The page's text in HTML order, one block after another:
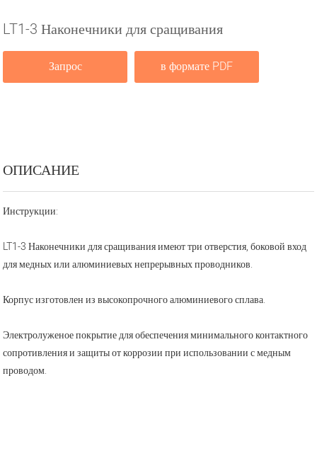
LT1-3 Наконечники для сращивания
Запрос в формате PDF
ОПИСАНИЕ
Инструкции:
LT1-3 Наконечники для сращивания имеют три отверстия, боковой вход
для медных или алюминиевых непрерывных проводников.
Корпус изготовлен из высокопрочного алюминиевого сплава.
Электролуженое покрытие для обеспечения минимального контактного
сопротивления и защиты от коррозии при использовании с медным
проводом.